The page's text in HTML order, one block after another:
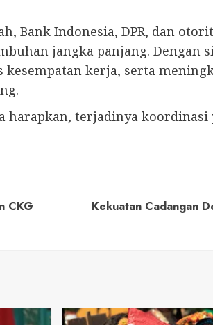
Bank Indonesia, DPR, dan
jangka panjang.
kerja, serta
harapkan, terjadinya
CKG
Kekuatan Cadangan